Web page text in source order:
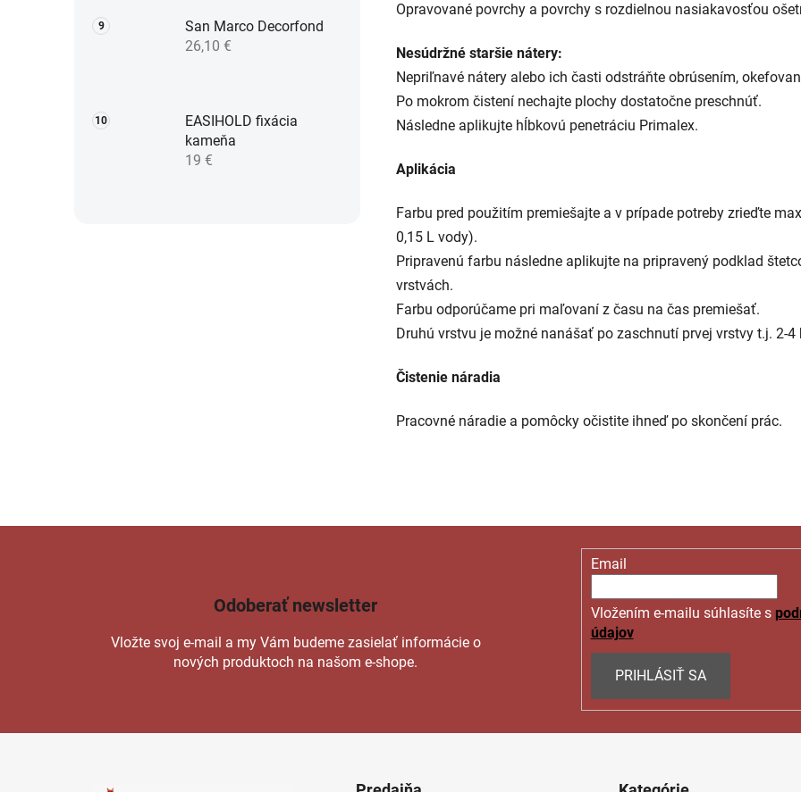
San Marco Decorfond
26,10 €
EASIHOLD fixácia
kameňa
19 €
Opravované povrchy a povrchy s rozdielnou nasiakavosťou
Nesúdržné staršie nátery:
Nepriľnavé nátery alebo ich časti odstráňte obrúsením,
Po mokrom čistení nechajte plochy dostatočne preschnúť.
Následne aplikujte hĺbkovú penetráciu Primalex.
Aplikácia
Farbu pred použitím premiešajte a v prípade potreby zrieďte
0,15 L vody).
Pripravenú farbu následne aplikujte na pripravený podklad
vrstvách.
Farbu odporúčame pri maľovaní z času na čas premiešať.
Druhú vrstvu je možné nanášať po zaschnutí prvej vrstvy t.j. 2-4
Čistenie náradia
Pracovné náradie a pomôcky očistite ihneď po skončení prác.
Odoberať newsletter
Vložte svoj e-mail a my Vám budeme zasielať informácie o
nových produktoch na našom e-shope.
Email
Vložením e-mailu súhlasíte s
údajov
PRIHLÁSIŤ SA